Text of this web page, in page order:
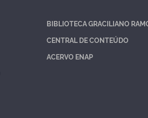
BIBLIOTECA GRACILIANO
CENTRAL DE CONTEÚDO
ACERVO ENAP